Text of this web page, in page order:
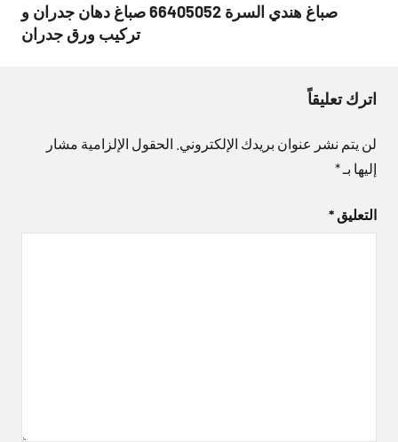
صباغ هندي السرة 66405052 صباغ دهان جدران و
تركيب ورق جدران
اترك تعليقاً
لن يتم نشر عنوان بريدك الإلكتروني. الحقول الإلزامية مشار
إليها بـ*
التعليق *